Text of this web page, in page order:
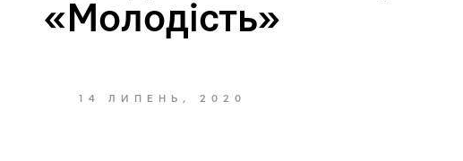
«Молодість»
14 ЛИПЕНЬ, 2020